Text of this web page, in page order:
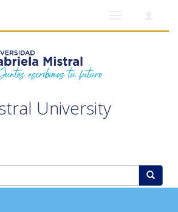
University